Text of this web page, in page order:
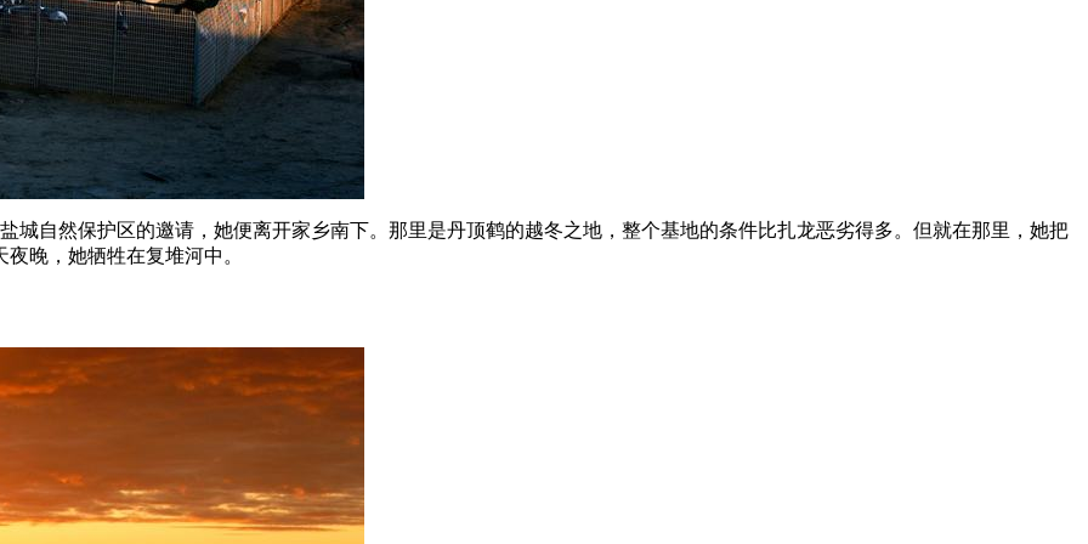
城自然保护区的邀请，她便离开家乡南下。那里是丹顶鹤的越冬之地，整个基地的条件比扎龙恶劣得多。但就在那里，她把
晚，她牺牲在复堆河中。